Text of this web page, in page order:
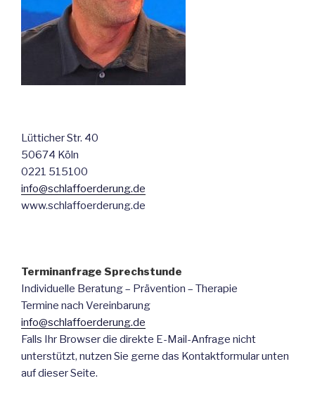
Lütticher Str. 40
50674 Köln
0221 515100
info@schlaffoerderung.de
www.schlaffoerderung.de
Terminanfrage Sprechstunde
Individuelle Beratung – Prävention – Therapie
Termine nach Vereinbarung
info@schlaffoerderung.de
Falls Ihr Browser die direkte E-Mail-Anfrage nicht
unterstützt, nutzen Sie gerne das Kontaktformular unten
auf dieser Seite.